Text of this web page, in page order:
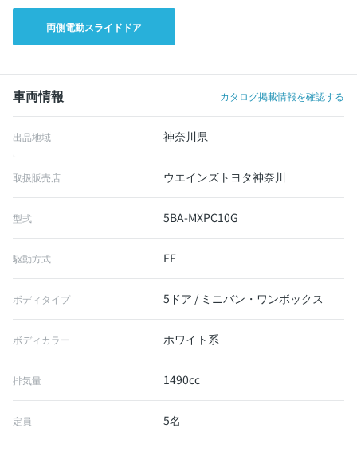
両側電動スライドドア
車両情報 カタログ掲載情報を確認する
出品地域 神奈川県
取扱販売店 ウエインズトヨタ神奈川
型式 5BA-MXPC10G
駆動方式 FF
ボディタイプ 5ドア / ミニバン・ワンボックス
ボディカラー ホワイト系
排気量 1490cc
定員 5名